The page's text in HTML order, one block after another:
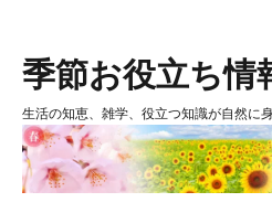
季節お役立ち情
生活の知恵、雑学、役立つ知識が自然に